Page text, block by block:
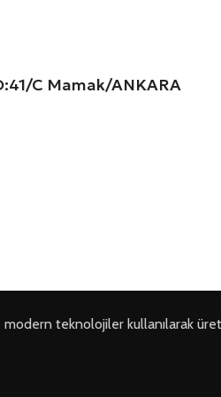
C Mamak/ANKARA
teknolojiler kullanılarak